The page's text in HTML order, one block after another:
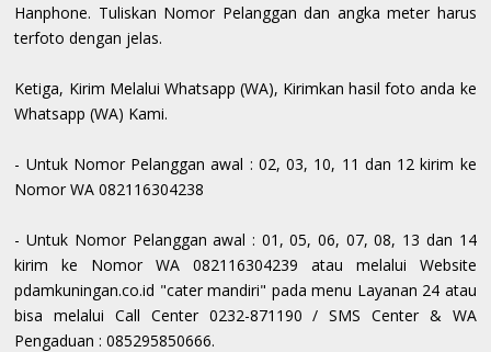
Hanphone. Tuliskan Nomor Pelanggan dan angka meter harus
terfoto dengan jelas.
Ketiga, Kirim Melalui Whatsapp (WA), Kirimkan hasil foto anda ke
Whatsapp (WA) Kami.
- Untuk Nomor Pelanggan awal : 02, 03, 10, 11 dan 12 kirim ke
Nomor WA 082116304238
- Untuk Nomor Pelanggan awal : 01, 05, 06, 07, 08, 13 dan 14
kirim ke Nomor WA 082116304239 atau melalui Website
pdamkuningan.co.id "cater mandiri" pada menu Layanan 24 atau
bisa melalui Call Center 0232-871190 / SMS Center & WA
Pengaduan : 085295850666.